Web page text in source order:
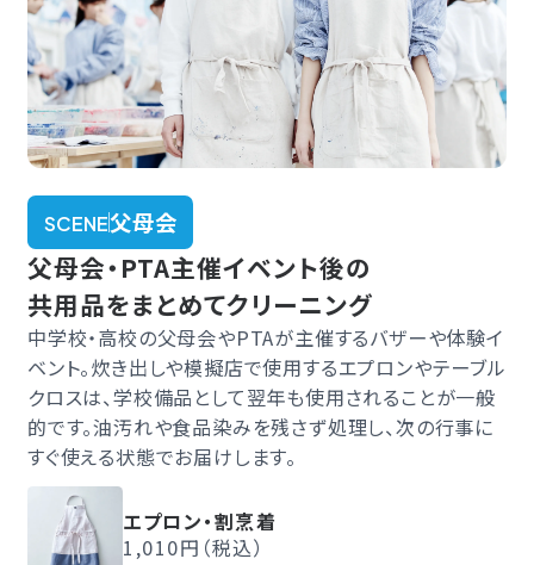
SCENE父母会
父母会・PTA主催イベント後の
共用品をまとめてクリーニング
中学校・高校の父母会やPTAが主催するバザーや体験イ
ベント。炊き出しや模擬店で使用するエプロンやテーブル
クロスは、学校備品として翌年も使用されることが一般
的です。油汚れや食品染みを残さず処理し、次の行事に
すぐ使える状態でお届けします。
エプロン・割烹着
1,010円（税込）